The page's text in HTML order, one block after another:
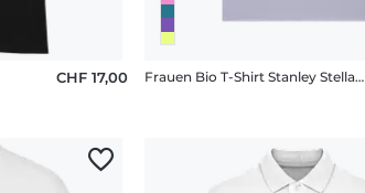
CHF 17,00 Frauen Bio T-Shirt Stanley Stella 2.0